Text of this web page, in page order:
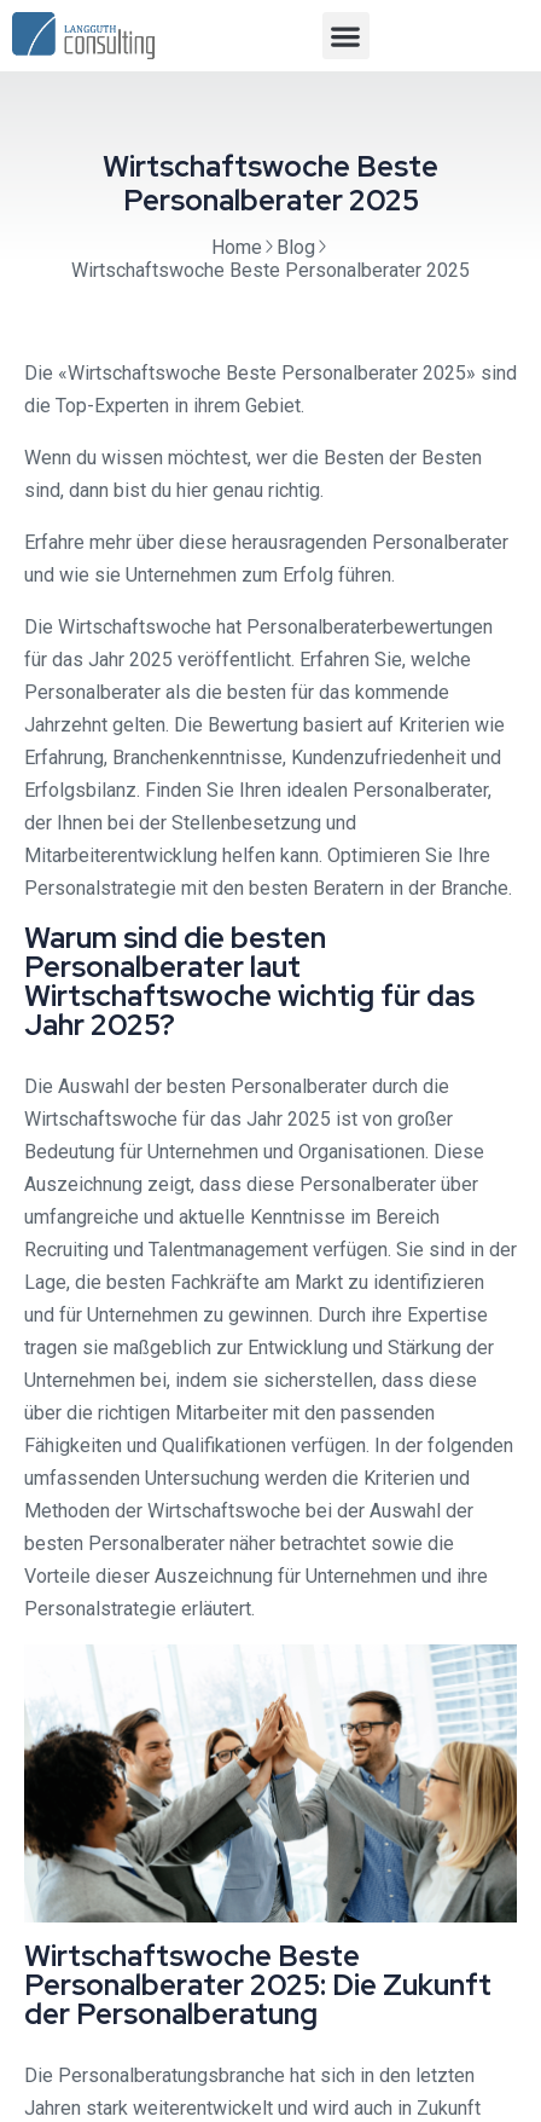
Wirtschaftswoche Beste
Personalberater 2025
Home
Blog
Wirtschaftswoche Beste Personalberater 2025
Die «Wirtschaftswoche Beste Personalberater 2025» sind
die Top-Experten in ihrem Gebiet.
Wenn du wissen möchtest, wer die Besten der Besten
sind, dann bist du hier genau richtig.
Erfahre mehr über diese herausragenden Personalberater
und wie sie Unternehmen zum Erfolg führen.
Die Wirtschaftswoche hat Personalberaterbewertungen
für das Jahr 2025 veröffentlicht. Erfahren Sie, welche
Personalberater als die besten für das kommende
Jahrzehnt gelten. Die Bewertung basiert auf Kriterien wie
Erfahrung, Branchenkenntnisse, Kundenzufriedenheit und
Erfolgsbilanz. Finden Sie Ihren idealen Personalberater,
der Ihnen bei der Stellenbesetzung und
Mitarbeiterentwicklung helfen kann. Optimieren Sie Ihre
Personalstrategie mit den besten Beratern in der Branche.
Warum sind die besten
Personalberater laut
Wirtschaftswoche wichtig für das
Jahr 2025?
Die Auswahl der besten Personalberater durch die
Wirtschaftswoche für das Jahr 2025 ist von großer
Bedeutung für Unternehmen und Organisationen. Diese
Auszeichnung zeigt, dass diese Personalberater über
umfangreiche und aktuelle Kenntnisse im Bereich
Recruiting und Talentmanagement verfügen. Sie sind in der
Lage, die besten Fachkräfte am Markt zu identifizieren
und für Unternehmen zu gewinnen. Durch ihre Expertise
tragen sie maßgeblich zur Entwicklung und Stärkung der
Unternehmen bei, indem sie sicherstellen, dass diese
über die richtigen Mitarbeiter mit den passenden
Fähigkeiten und Qualifikationen verfügen. In der folgenden
umfassenden Untersuchung werden die Kriterien und
Methoden der Wirtschaftswoche bei der Auswahl der
besten Personalberater näher betrachtet sowie die
Vorteile dieser Auszeichnung für Unternehmen und ihre
Personalstrategie erläutert.
Wirtschaftswoche Beste
Personalberater 2025: Die Zukunft
der Personalberatung
Die Personalberatungsbranche hat sich in den letzten
Jahren stark weiterentwickelt und wird auch in Zukunft